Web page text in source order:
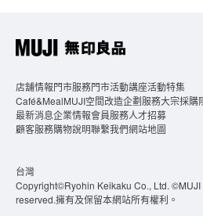
台灣
Copyright©Ryohin Keikaku Co., Ltd.
reserved.擁有及保留本網站所有權利。
店舖情報門市服務門市活動講座活動特集
Café&MealMUJI空間改造企劃服務大宗採購
最新消息企業情報會員服務人才招募
顧客服務購物說明聯繫我們網站地圖